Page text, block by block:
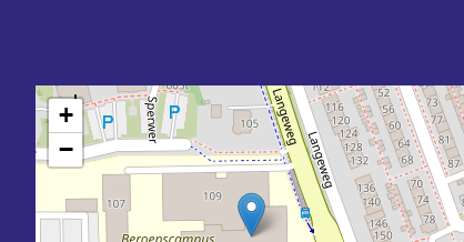
+
−